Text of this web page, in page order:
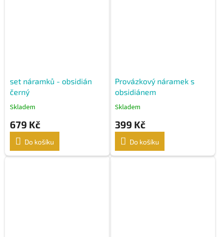
set náramků - obsidián
černý
Skladem
679 Kč
Do košíku
Provázkový náramek s
obsidiánem
Skladem
399 Kč
Do košíku